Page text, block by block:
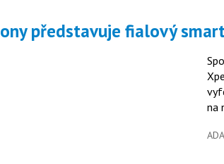
Sony představuje fialový
na